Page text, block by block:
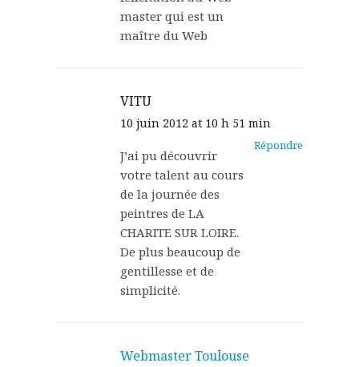
master qui est un
maître du Web
VITU
10 juin 2012 at 10 h 51 min
Répondre
J’ai pu découvrir
votre talent au cours
de la journée des
peintres de LA
CHARITE SUR LOIRE.
De plus beaucoup de
gentillesse et de
simplicité.
Webmaster Toulouse